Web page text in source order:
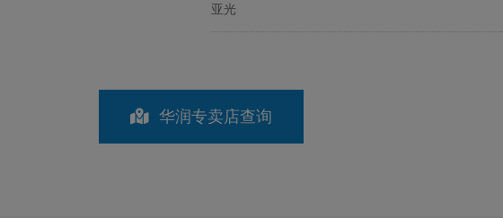
亚光
华润专卖店查询